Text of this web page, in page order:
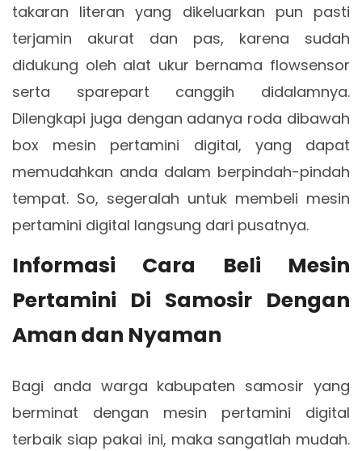
takaran literan yang dikeluarkan pun pasti
terjamin akurat dan pas, karena sudah
didukung oleh alat ukur bernama flowsensor
serta sparepart canggih didalamnya.
Dilengkapi juga dengan adanya roda dibawah
box mesin pertamini digital, yang dapat
memudahkan anda dalam berpindah-pindah
tempat. So, segeralah untuk membeli mesin
pertamini digital langsung dari pusatnya.
Informasi Cara Beli Mesin
Pertamini Di Samosir Dengan
Aman dan Nyaman
Bagi anda warga kabupaten samosir yang
berminat dengan mesin pertamini digital
terbaik siap pakai ini, maka sangatlah mudah.